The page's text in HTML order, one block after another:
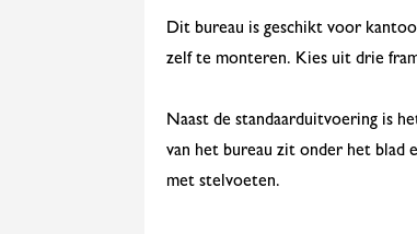
Dit bureau is geschikt voor
zelf te monteren. Kies uit drie
Naast de standaarduitvoering is
van het bureau zit onder het blad
met stelvoeten.